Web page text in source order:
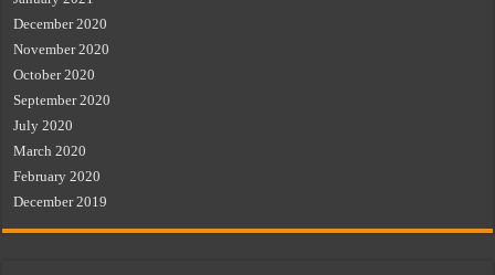
December 2020
November 2020
October 2020
September 2020
July 2020
March 2020
February 2020
December 2019